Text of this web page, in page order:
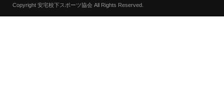
Copyright 安宅校下スポーツ協会 All Rights Reserved.